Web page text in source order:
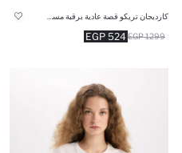
524 EGP 1299 EGP